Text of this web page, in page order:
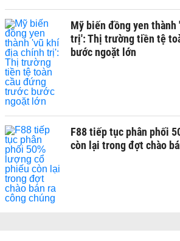
Mỹ biến đồng yen
trị': Thị trường tiền tệ
bước ngoặt lớn
F88 tiếp tục phân phối
còn lại trong đợt chào